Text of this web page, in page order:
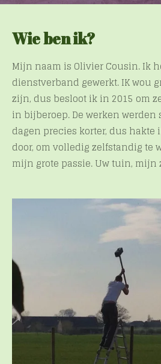
Wie ben ik?
Mijn naam is Olivier Cousin. Ik
dienstverband gewerkt. IK wou
zijn, dus besloot ik in 2015 om
in bijberoep. De werken werden
dagen precies korter, dus hakte
door, om volledig zelfstandig te
mijn grote passie. Uw tuin, mijn